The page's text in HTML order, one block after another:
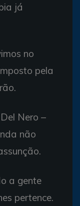
já
no
pela
Nero –
não
a gente
pertence.